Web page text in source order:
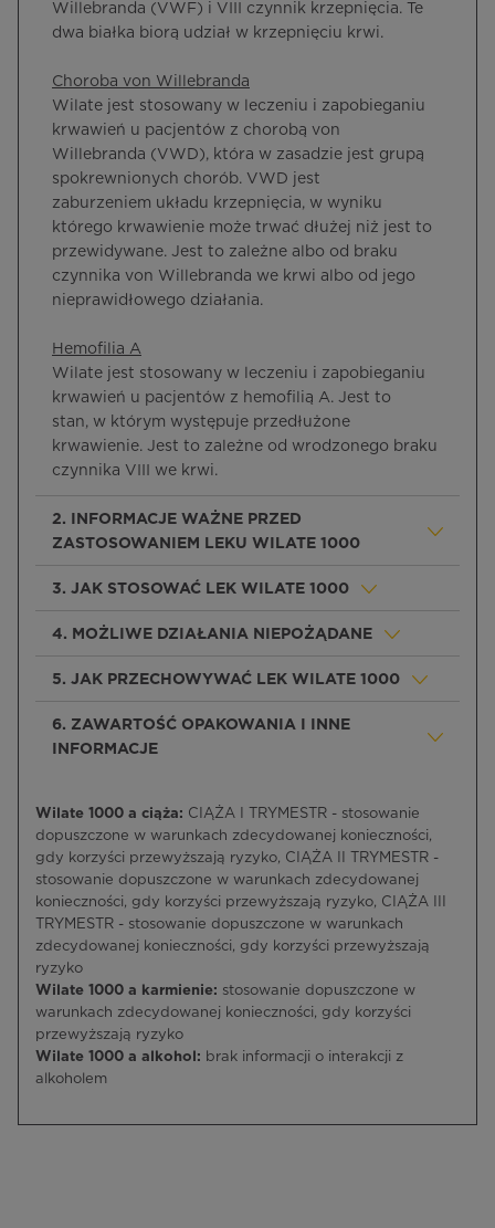
Willebranda (VWF) i VIII czynnik krzepnięcia. Te
dwa białka biorą udział w krzepnięciu krwi.
Choroba von Willebranda
Wilate jest stosowany w leczeniu i zapobieganiu
krwawień u pacjentów z chorobą von
Willebranda (VWD), która w zasadzie jest grupą
spokrewnionych chorób. VWD jest
zaburzeniem układu krzepnięcia, w wyniku
którego krwawienie może trwać dłużej niż jest to
przewidywane. Jest to zależne albo od braku
czynnika von Willebranda we krwi albo od jego
nieprawidłowego działania.
Hemofilia A
Wilate jest stosowany w leczeniu i zapobieganiu
krwawień u pacjentów z hemofilią A. Jest to
stan, w którym występuje przedłużone
krwawienie. Jest to zależne od wrodzonego braku
czynnika VIII we krwi.
2. INFORMACJE WAŻNE PRZED
ZASTOSOWANIEM LEKU WILATE 1000
3. JAK STOSOWAĆ LEK WILATE 1000
4. MOŻLIWE DZIAŁANIA NIEPOŻĄDANE
5. JAK PRZECHOWYWAĆ LEK WILATE 1000
6. ZAWARTOŚĆ OPAKOWANIA I INNE
INFORMACJE
Wilate 1000 a ciąża: CIĄŻA I TRYMESTR - stosowanie
dopuszczone w warunkach zdecydowanej konieczności,
gdy korzyści przewyższają ryzyko, CIĄŻA II TRYMESTR -
stosowanie dopuszczone w warunkach zdecydowanej
konieczności, gdy korzyści przewyższają ryzyko, CIĄŻA III
TRYMESTR - stosowanie dopuszczone w warunkach
zdecydowanej konieczności, gdy korzyści przewyższają
ryzyko
Wilate 1000 a karmienie: stosowanie dopuszczone w
warunkach zdecydowanej konieczności, gdy korzyści
przewyższają ryzyko
Wilate 1000 a alkohol: brak informacji o interakcji z
alkoholem